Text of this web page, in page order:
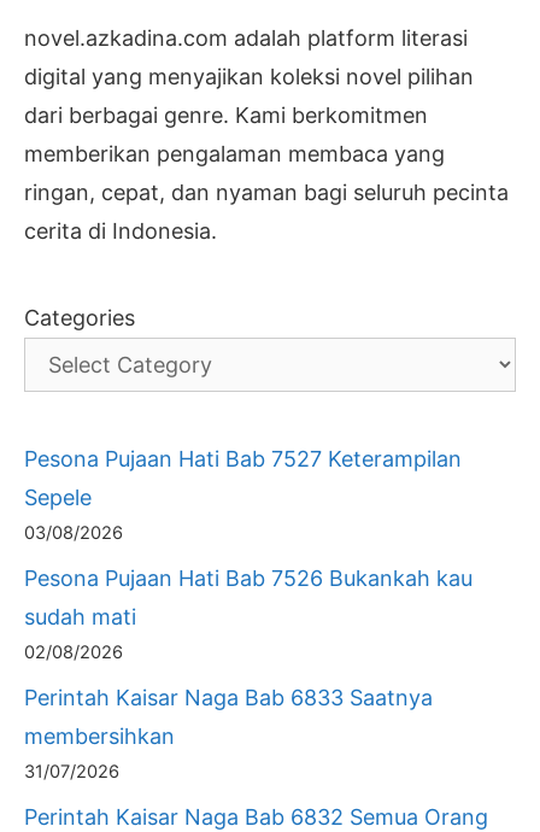
novel.azkadina.com adalah platform literasi
digital yang menyajikan koleksi novel pilihan
dari berbagai genre. Kami berkomitmen
memberikan pengalaman membaca yang
ringan, cepat, dan nyaman bagi seluruh pecinta
cerita di Indonesia.
Categories
Pesona Pujaan Hati Bab 7527 Keterampilan
Sepele
03/08/2026
Pesona Pujaan Hati Bab 7526 Bukankah kau
sudah mati
02/08/2026
Perintah Kaisar Naga Bab 6833 Saatnya
membersihkan
31/07/2026
Perintah Kaisar Naga Bab 6832 Semua Orang